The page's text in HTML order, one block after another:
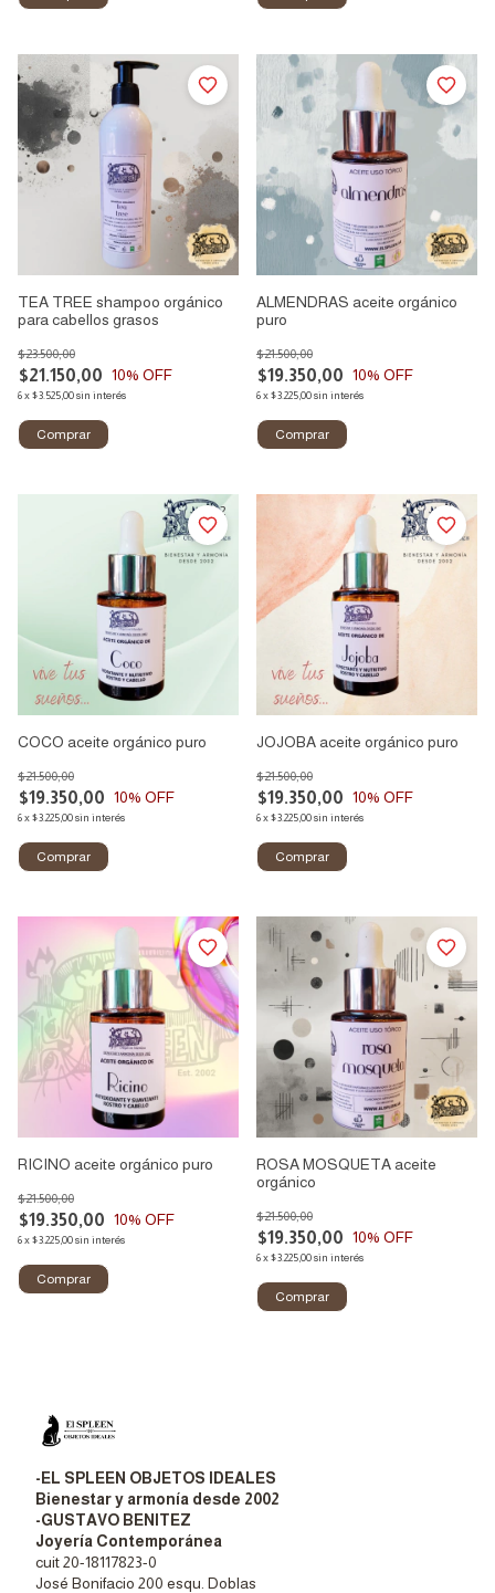
TEA TREE shampoo orgánico
para cabellos grasos
$21.150,00
$23.500,00
10% OFF
6x$3.525,00sin interés
ALMENDRAS aceite orgánico
puro
$19.350,00
$21.500,00
10% OFF
6x$3.225,00sin interés
1/2
COCO aceite orgánico puro
$19.350,00
$21.500,00
10% OFF
6x$3.225,00sin interés
JOJOBA aceite orgánico puro
$19.350,00
$21.500,00
10% OFF
6x$3.225,00sin interés
RICINO aceite orgánico puro
$19.350,00
$21.500,00
10% OFF
6x$3.225,00sin interés
ROSA MOSQUETA aceite
orgánico
$19.350,00
$21.500,00
10% OFF
6x$3.225,00sin interés
-EL SPLEEN OBJETOS IDEALES
Bienestar y armonía desde 2002
-GUSTAVO BENITEZ
Joyería Contemporánea
cuit 20-18117823-0
José Bonifacio 200 esqu. Doblas